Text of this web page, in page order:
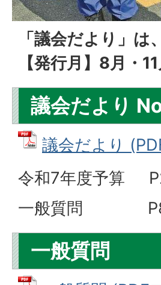
「議会だより」
【発行月】8月・
議会だより
議会だより
令和7年度予算
一般質問 P8
一般質問